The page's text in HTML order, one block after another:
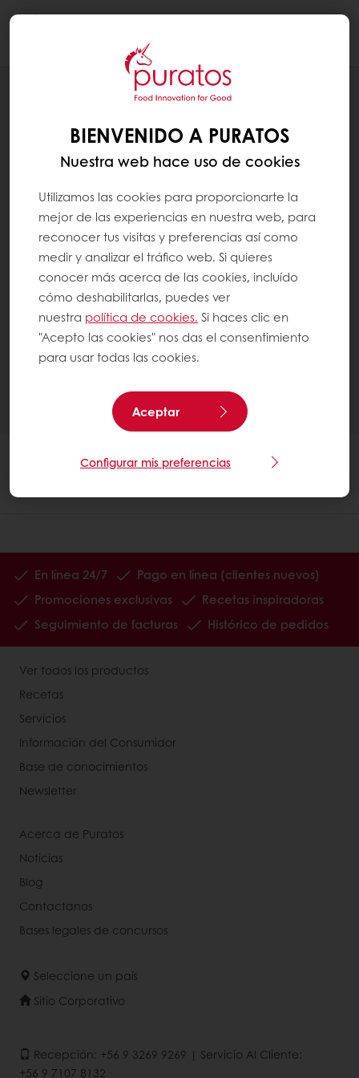
PANADERÍA
BIENVENIDO A PURATOS
Nuestra web hace uso de cookies
Utilizamos las cookies para proporcionarte la
mejor de las experiencias en nuestra web, para
reconocer tus visitas y preferencias así como
medir y analizar el tráfico web. Si quieres
conocer más acerca de las cookies, incluído
cómo deshabilitarlas, puedes ver
nuestra política de cookies. Si haces clic en
"Acepto las cookies" nos das el consentimiento
para usar todas las cookies.
Aceptar
Configurar mis preferencias
En línea 24/7
Pago en línea (clientes nuevos)
Promociones exclusivas
Recetas inspiradoras
Seguimiento de facturas
Histórico de pedidos
Ver todos los productos
Recetas
Servicios
Información del Consumidor
Base de conocimientos
Newsletter
Acerca de Puratos
Noticias
Blog
Contactanos
Bases legales de concursos
Seleccione un país
Sitio Corporativo
Recepción: +56 9 3269 9269 | Servicio Al Cliente:
+56 9 7107 8132